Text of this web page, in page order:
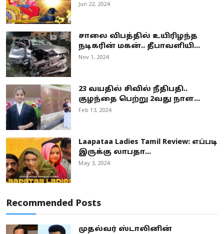
Jun 22, 2024
சாலை விபத்தில் உயிரிழந்த
நடிகரின் மகன்.. தீபாவளியி...
Nov 1, 2024
23 வயதில் சிவில் நீதிபதி..
குழந்தை பெற்று 2வது நாள...
Feb 13, 2024
Laapataa Ladies Tamil Review: எப்படி
இருக்கு லாபதா...
May 3, 2024
Recommended Posts
முதல்வர் ஸ்டாலினின்